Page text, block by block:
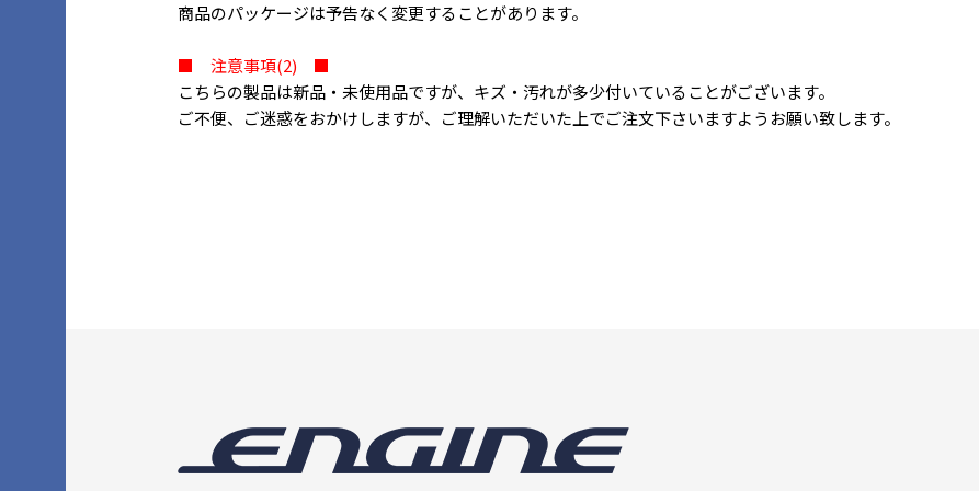
商品のパッケージは予告なく変更することがあります。
■ 注意事項(2) ■
こちらの製品は新品・未使用品ですが、キズ・汚れが多少付いていることがございます。
ご不便、ご迷惑をおかけしますが、ご理解いただいた上でご注文下さいますようお願い致します。